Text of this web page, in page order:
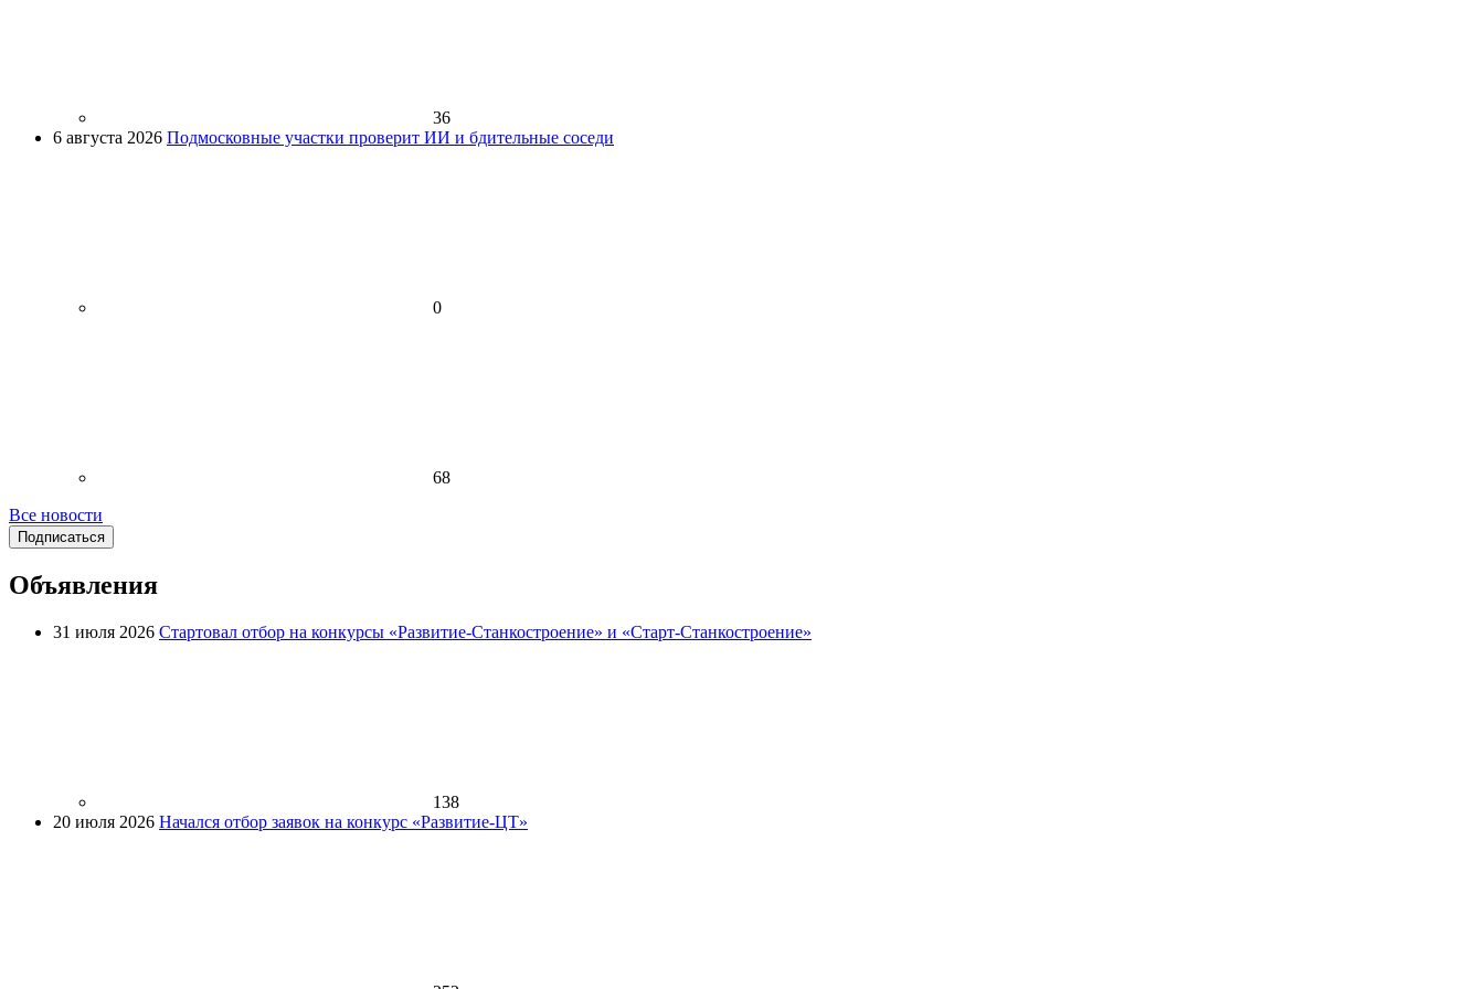
36
6 августа 2026 Подмосковные участки проверит ИИ и бдительные соседи
0
68
Все новости
Подписаться
Объявления
31 июля 2026 Стартовал отбор на конкурсы «Развитие-Станкостроение» и «Старт-Станкостроение»
138
20 июля 2026 Начался отбор заявок на конкурс «Развитие-ЦТ»